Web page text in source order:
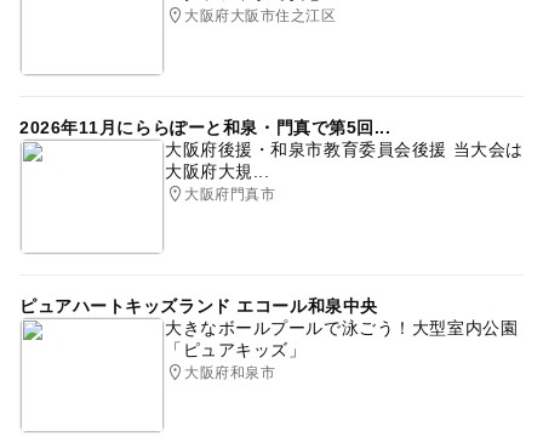
大阪府大阪市住之江区
2026年11月にららぽーと和泉・門真で第5回...
大阪府後援・和泉市教育委員会後援 当大会は
大阪府大規...
大阪府門真市
ピュアハートキッズランド エコール和泉中央
大きなボールプールで泳ごう！大型室内公園
「ピュアキッズ」
大阪府和泉市